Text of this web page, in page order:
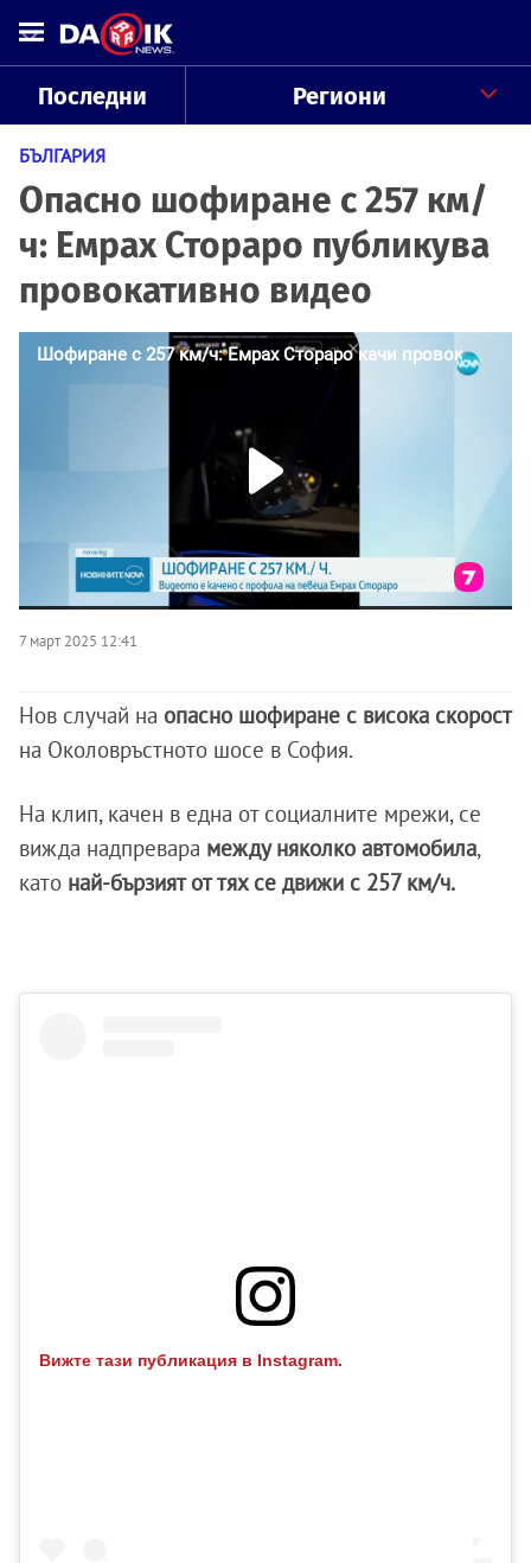
Последни Региони
БЪЛГАРИЯ
Опасно шофиране с 257 км/
ч: Емрах Стораро публикува
провокативно видео
7 март 2025 12:41
Нов случай на опасно шофиране с висока скорост
на Околовръстното шосе в София.
На клип, качен в една от социалните мрежи, се
вижда надпревара между няколко автомобила,
като най-бързият от тях се движи с 257 км/ч.
Вижте тази публикация в Instagram.